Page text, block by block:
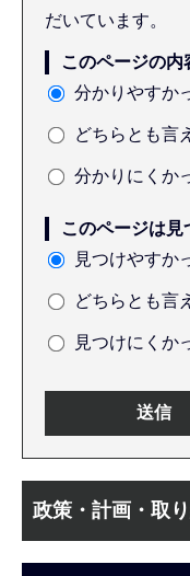
だいています。
このページの内
分かりやすか
どちらとも言
分かりにくか
このページは見
見つけやすか
どちらとも言
見つけにくか
文
こ
政策・計画・取